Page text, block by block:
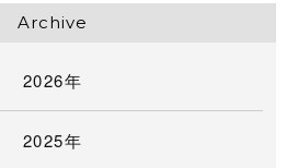
Archive
2026年
2025年